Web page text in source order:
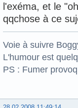
l'exéma, et le
qqchose à ce
Voie à suivre
L'humour est
PS : Fumer